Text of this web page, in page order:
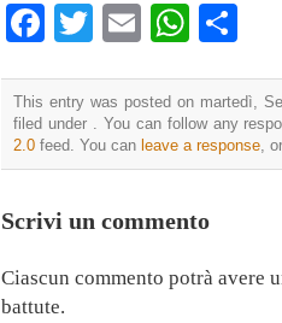
Facebook
TwitterEmail
This entry was posted on martedì,
filed under . You can follow any
2.0 feed. You can leave a response,
Scrivi un commento
Ciascun commento potrà avere
battute.